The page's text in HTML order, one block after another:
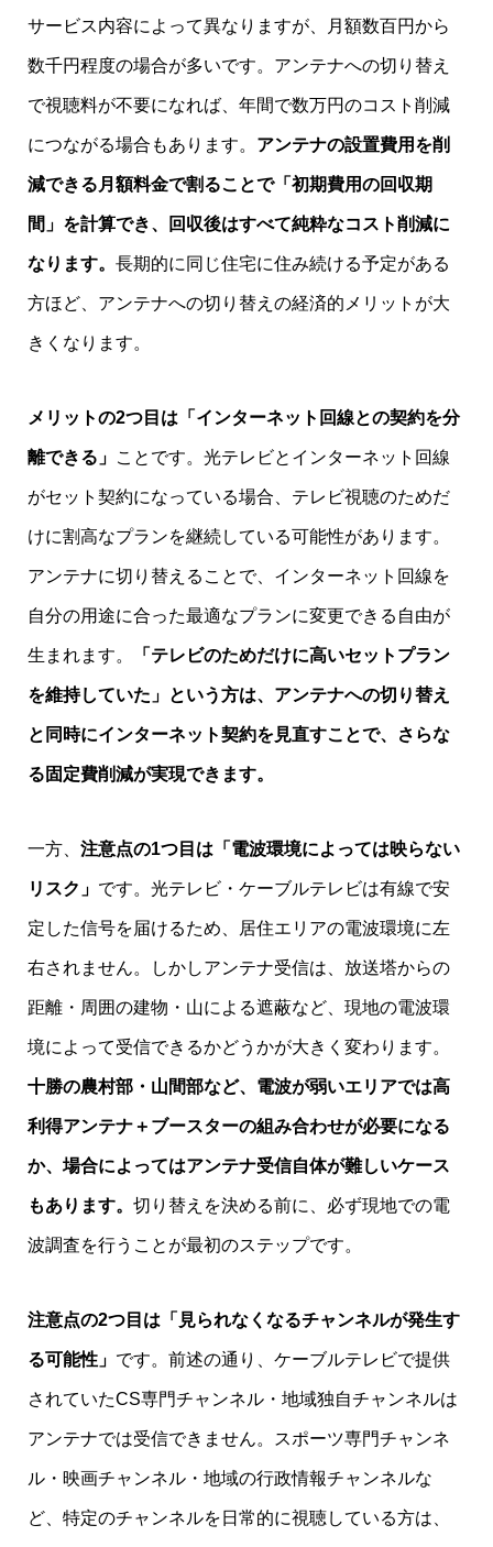
サービス内容によって異なりますが、月額数百円から
数千円程度の場合が多いです。アンテナへの切り替え
で視聴料が不要になれば、年間で数万円のコスト削減
につながる場合もあります。 アンテナの設置費用を削
減できる月額料金で割ることで「初期費用の回収期
間」を計算でき、回収後はすべて純粋なコスト削減に
なります。 長期的に同じ住宅に住み続ける予定がある
方ほど、アンテナへの切り替えの経済的メリットが大
きくなります。
メリットの2つ目は「インターネット回線との契約を分
離できる」 ことです。光テレビとインターネット回線
がセット契約になっている場合、テレビ視聴のためだ
けに割高なプランを継続している可能性があります。
アンテナに切り替えることで、インターネット回線を
自分の用途に合った最適なプランに変更できる自由が
生まれます。 「テレビのためだけに高いセットプラン
を維持していた」という方は、アンテナへの切り替え
と同時にインターネット契約を見直すことで、さらな
る固定費削減が実現できます。
一方、 注意点の1つ目は「電波環境によっては映らない
リスク」 です。光テレビ・ケーブルテレビは有線で安
定した信号を届けるため、居住エリアの電波環境に左
右されません。しかしアンテナ受信は、放送塔からの
距離・周囲の建物・山による遮蔽など、現地の電波環
境によって受信できるかどうかが大きく変わります。
十勝の農村部・山間部など、電波が弱いエリアでは高
利得アンテナ＋ブースターの組み合わせが必要になる
か、場合によってはアンテナ受信自体が難しいケース
もあります。 切り替えを決める前に、必ず現地での電
波調査を行うことが最初のステップです。
注意点の2つ目は「見られなくなるチャンネルが発生す
る可能性」 です。前述の通り、ケーブルテレビで提供
されていたCS専門チャンネル・地域独自チャンネルは
アンテナでは受信できません。スポーツ専門チャンネ
ル・映画チャンネル・地域の行政情報チャンネルな
ど、特定のチャンネルを日常的に視聴している方は、